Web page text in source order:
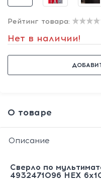
Рейтинг товара:
Нет в наличии!
О товаре
Описание
Сверло по
4932471096 HEX